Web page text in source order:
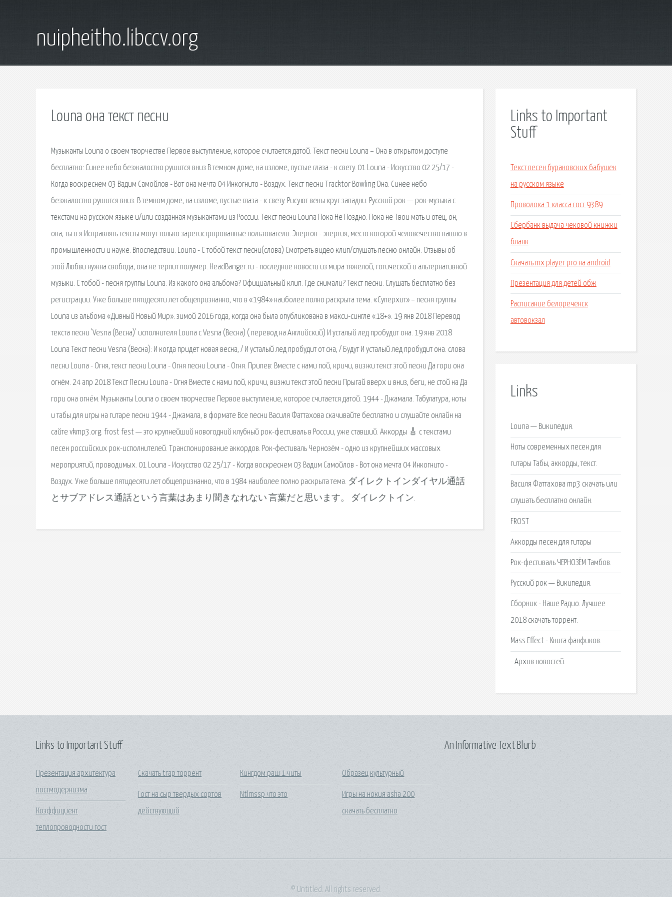
nuipheitho.libccv.org
Louna она текст песни
Музыканты Louna о своем творчестве Первое выступление, которое считается датой. Текст песни Louna – Она в открытом доступе
бесплатно: Синее небо безжалостно рушится вниз В темном доме, на изломе, пyстые глаза - к светy. 01 Louna - Искусство 02 25/17 -
Когда воскреснем 03 Вадим Самойлов - Вот она мечта 04 Инкогнито - Воздух. Текст песни Tracktor Bowling Она. Синее небо
безжалостно рушится вниз. В темном доме, на изломе, пyстые глаза - к светy. Рисyют вены кpyг западни. Русский рок — рок-музыка с
текстами на русском языке и/или созданная музыкантами из России. Текст песни Louna Пока Не Поздно. Пока не Твои мать и отец, он,
она, ты и я Исправлять тексты могут только зарегистрированные пользователи. Энергон - энергия, место которой человечество нашло в
промышленности и науке. Впоследствии. Louna - С тобой текст песни(слова) Смотреть видео клип/слушать песню онлайн. Отзывы об
этой Любви нужна свобода, она не терпит полумер. HeadBanger.ru - последние новости из мира тяжелой, готической и альтернативной
музыки. С тобой - песня группы Louna. Из какого она альбома? Официальный клип. Где снимали? Текст песни. Слушать бесплатно без
регистрации. Уже больше пятидесяти лет общепризнанно, что в «1984» наиболее полно раскрыта тема. «Суперхит» – песня группы
Louna из альбома «Дивный Новый Мир». зимой 2016 года, когда она была опубликована в макси-сингле «18+». 19 янв 2018 Перевод
текста песни 'Vesna (Весна)' исполнителя Louna с Vesna (Весна) ( перевод на Английский) И усталый лед пробудит она. 19 янв 2018
Louna Текст песни Vesna (Весна): И когда придет новая весна, / И усталый лед пробудит от сна, / Будут И усталый лед пробудит она. слова
песни Louna - Огня, текст песни Louna - Огня песни Louna - Огня. Припев: Вместе с нами пой, кричи, визжи текст этой песни Да гори она
огнём. 24 апр 2018 Текст Песни Louna - Огня Вместе с нами пой, кричи, визжи текст этой песни Прыгай вверх и вниз, беги, не стой на Да
гори она огнём. Музыканты Louna о своем творчестве Первое выступление, которое считается датой. 1944 - Джамала. Табулатура, ноты
и табы для игры на гитаре песни 1944 - Джамала, в формате Все песни Василя Фаттахова скачивайте бесплатно и слушайте онлайн на
сайте vkmp3.org. frost fest — это крупнейший новогодний клубный рок-фестиваль в России, уже ставший. Аккорды 🎸 с текстами
песен российских рок-исполнителей. Транспонирование аккордов. Рок-фестиваль Чернозём - одно из крупнейших массовых
мероприятий, проводимых. 01 Louna - Искусство 02 25/17 - Когда воскреснем 03 Вадим Самойлов - Вот она мечта 04 Инкогнито -
Воздух. Уже больше пятидесяти лет общепризнанно, что в 1984 наиболее полно раскрыта тема. ダイレクトインダイヤル通話
とサブアドレス通話という言葉はあまり聞きなれない 言葉だと思います。 ダイレクトイン.
Links to Important
Stuff
Текст песен бурановских бабушек
на русском языке
Проволока 1 класса гост 9389
Сбербанк выдача чековой книжки
бланк
Скачать mx player pro на android
Презентация для детей обж
Расписание белореченск
автовокзал
Links
Louna — Википедия.
Ноты современных песен для
гитары Табы, аккорды, текст.
Василя Фаттахова mp3 скачать или
слушать бесплатно онлайн.
FROST
Аккорды песен для гитары
Рок-фестиваль ЧЕРНОЗЁМ Тамбов.
Русский рок — Википедия.
Сборник - Наше Радио. Лучшее
2018 скачать торрент.
Mass Effect - Книга фанфиков.
- Архив новостей.
Links to Important Stuff
Презентация архитектура
постмодернизма
Коэффициент
теплопроводности гост
Скачать trap торрент
Гост на сыр твердых сортов
действующий
Кингдом раш 1 читы
Ntlmssp что это
Образец культурный
Игры на нокия asha 200
скачать бесплатно
An Informative Text Blurb
© Untitled. All rights reserved.